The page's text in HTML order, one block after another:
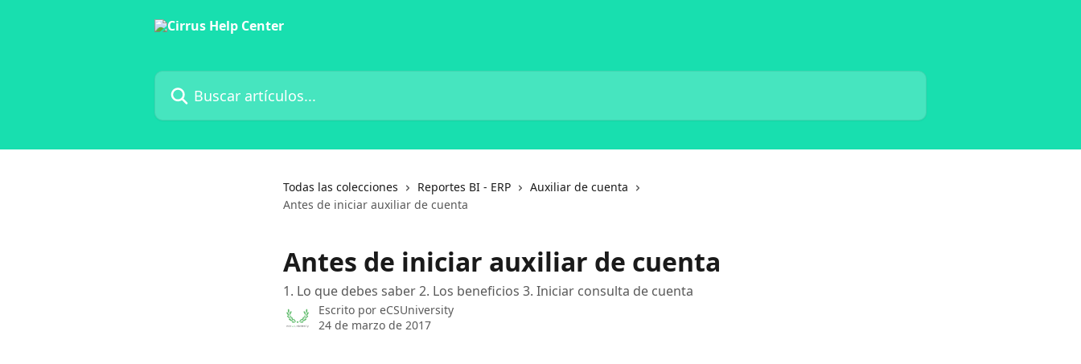
Buscar artículos...
Todas las colecciones Reportes BI - ERP
Auxiliar de cuenta
Antes de iniciar auxiliar de cuenta
Antes de iniciar auxiliar de cuenta
1. Lo que debes saber 2. Los beneficios 3. Iniciar consulta de cuenta
Escrito por eCSUniversity
24 de marzo de 2017